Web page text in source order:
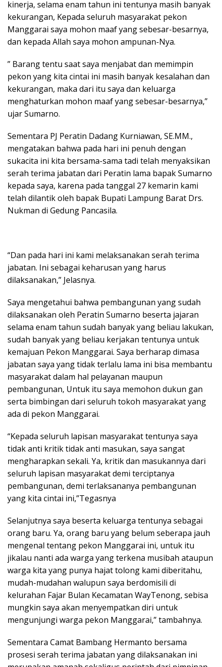
kinerja, selama enam tahun ini tentunya masih banyak
kekurangan, Kepada seluruh masyarakat pekon
Manggarai saya mohon maaf yang sebesar-besarnya,
dan kepada Allah saya mohon ampunan-Nya.
” Barang tentu saat saya menjabat dan memimpin
pekon yang kita cintai ini masih banyak kesalahan dan
kekurangan, maka dari itu saya dan keluarga
menghaturkan mohon maaf yang sebesar-besarnya,”
ujar Sumarno.
Sementara PJ Peratin Dadang Kurniawan, SE.MM.,
mengatakan bahwa pada hari ini penuh dengan
sukacita ini kita bersama-sama tadi telah menyaksikan
serah terima jabatan dari Peratin lama bapak Sumarno
kepada saya, karena pada tanggal 27 kemarin kami
telah dilantik oleh bapak Bupati Lampung Barat Drs.
Nukman di Gedung Pancasila.
“Dan pada hari ini kami melaksanakan serah terima
jabatan. Ini sebagai keharusan yang harus
dilaksanakan,” Jelasnya.
Saya mengetahui bahwa pembangunan yang sudah
dilaksanakan oleh Peratin Sumarno beserta jajaran
selama enam tahun sudah banyak yang beliau lakukan,
sudah banyak yang beliau kerjakan tentunya untuk
kemajuan Pekon Manggarai. Saya berharap dimasa
jabatan saya yang tidak terlalu lama ini bisa membantu
masyarakat dalam hal pelayanan maupun
pembangunan, Untuk itu saya memohon dukun gan
serta bimbingan dari seluruh tokoh masyarakat yang
ada di pekon Manggarai.
“Kepada seluruh lapisan masyarakat tentunya saya
tidak anti kritik tidak anti masukan, saya sangat
mengharapkan sekali. Ya, kritik dan masukannya dari
seluruh lapisan masyarakat demi terciptanya
pembangunan, demi terlaksananya pembangunan
yang kita cintai ini,”Tegasnya
Selanjutnya saya beserta keluarga tentunya sebagai
orang baru. Ya, orang baru yang belum seberapa jauh
mengenal tentang pekon Manggarai ini, untuk itu
jikalau nanti ada warga yang terkena musibah ataupun
warga kita yang punya hajat tolong kami diberitahu,
mudah-mudahan walupun saya berdomisili di
kelurahan Fajar Bulan Kecamatan WayTenong, sebisa
mungkin saya akan menyempatkan diri untuk
mengunjungi warga pekon Manggarai,” tambahnya.
Sementara Camat Bambang Hermanto bersama
prosesi serah terima jabatan yang dilaksanakan ini